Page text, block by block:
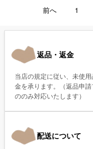
前へ 1
返品・返金
当店の規定に従い、未使
金を承ります。（返品申
ののみ対応いたします）
配送について